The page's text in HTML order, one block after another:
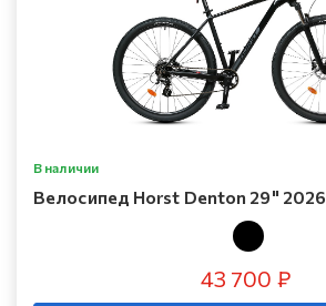
В наличии
Велосипед Horst Denton 29" 2026
43 700 ₽